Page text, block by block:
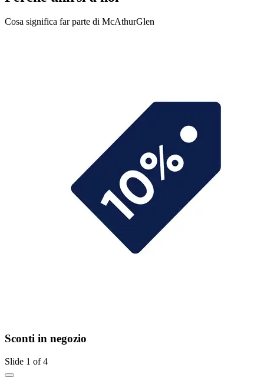
Cosa significa far parte di McAthurGlen
Sconti in negozio
Slide 1 of 4